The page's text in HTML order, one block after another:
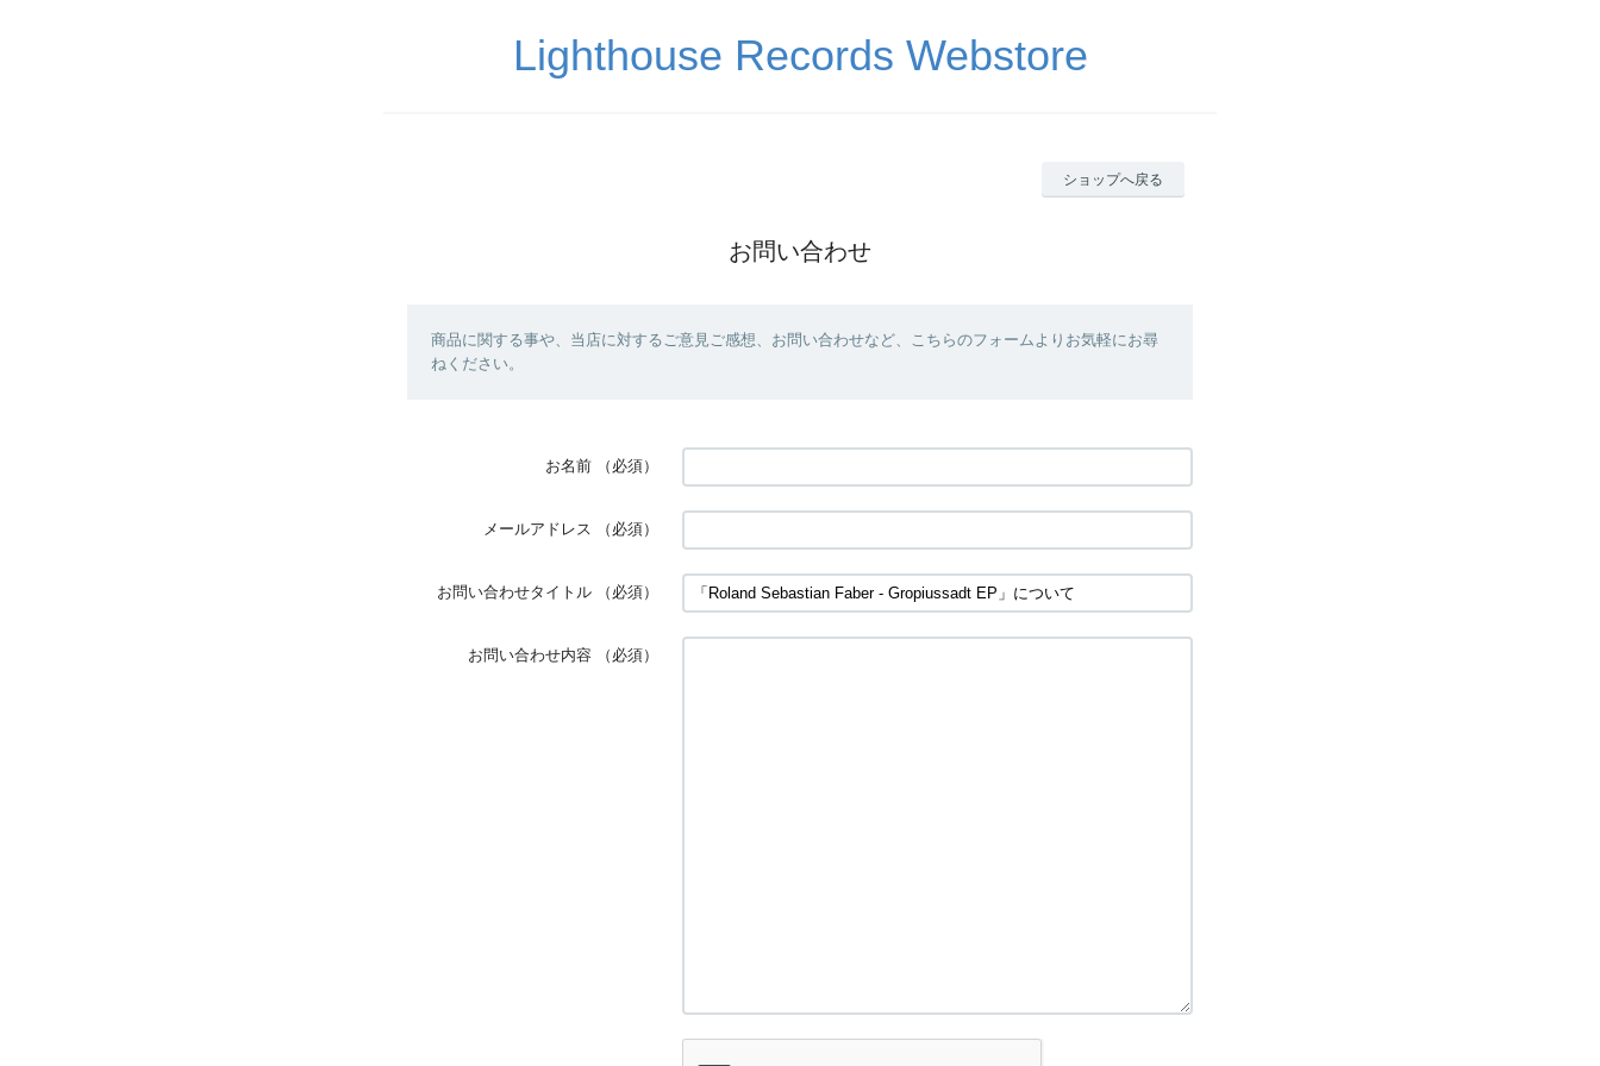
Lighthouse Records Webstore
ショップへ戻る
お問い合わせ
商品に関する事や、当店に対するご意見ご感想、お問い合わせなど、こちらのフォームよりお気軽にお尋
ねください。
お名前 （必須）
メールアドレス （必須）
お問い合わせタイトル （必須）
お問い合わせ内容 （必須）